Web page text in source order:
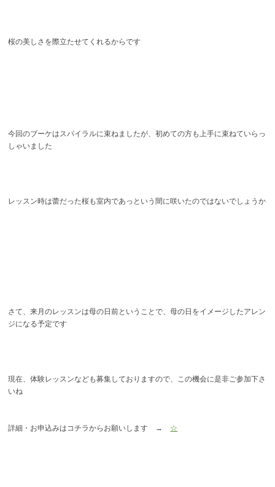
桜の美しさを際立たせてくれるからです
今回のブーケはスパイラルに束ねましたが、初めての方も上手に束ねていらっ
しゃいました
レッスン時は蕾だった桜も室内であっという間に咲いたのではないでしょうか
さて、来月のレッスンは母の日前ということで、母の日をイメージしたアレン
ジになる予定です
現在、体験レッスンなども募集しておりますので、この機会に是非ご参加下さ
いね
詳細・お申込みはコチラからお願いします → ☆